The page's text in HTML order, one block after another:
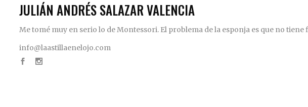
JULIÁN ANDRÉS SALAZAR VALENCIA
Me tomé muy en serio lo de Montessori. El problema de la esponja es que no tiene
info@laastillaenelojo.com